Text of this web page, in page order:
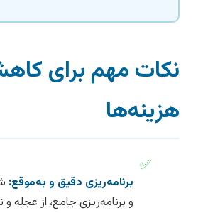
نکات مهم برای
هزینه‌ها
✅
برنامه‌ریزی دقیق و به‌موقع:
و برنامه‌ریزی جامع، از عجله